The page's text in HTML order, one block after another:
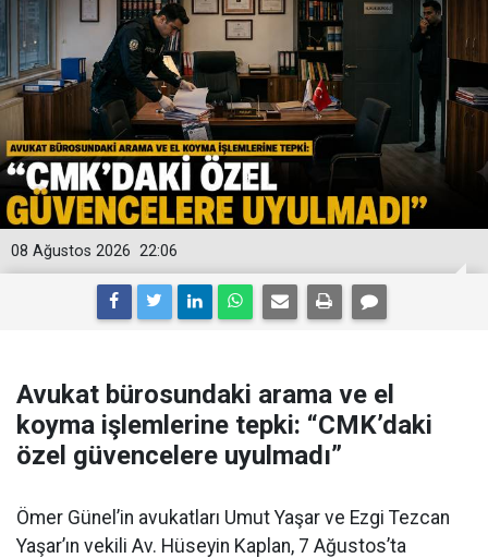
22:06
08 Ağustos 2026
Avukat bürosundaki arama ve el
koyma işlemlerine tepki: “CMK’daki
özel güvencelere uyulmadı”
Ömer Günel’in avukatları Umut Yaşar ve Ezgi Tezcan
Yaşar’ın vekili Av. Hüseyin Kaplan, 7 Ağustos’ta